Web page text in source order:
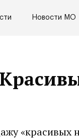
Новости МО
«красивых